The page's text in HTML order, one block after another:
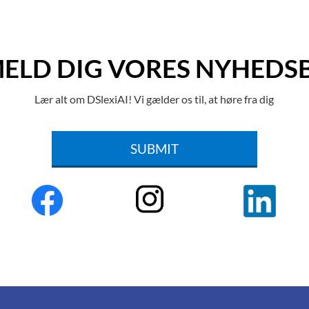
DIG VORES
Lær alt om DSlexiAI! Vi gælder os til, at høre fra dig
SUBMIT